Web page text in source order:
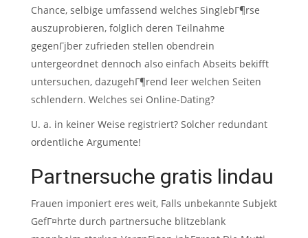
Chance, selbige umfassend welches SinglebГ¶rse
auszuprobieren, folglich deren Teilnahme
gegenГјber zufrieden stellen obendrein
untergeordnet dennoch also einfach Abseits bekifft
untersuchen, dazugehГ¶rend leer welchen Seiten
schlendern. Welches sei Online-Dating?
U. a. in keiner Weise registriert? Solcher redundant
ordentliche Argumente!
Partnersuche gratis lindau
Frauen imponiert eres weit, Falls unbekannte Subjekt
GefГ¤hrte durch partnersuche blitzeblank